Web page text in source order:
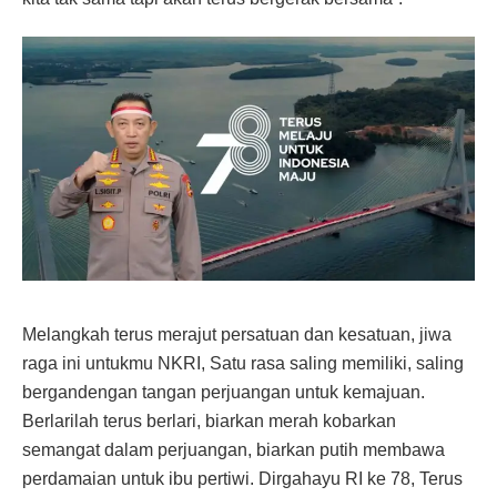
Melangkah terus merajut persatuan dan kesatuan, jiwa
raga ini untukmu NKRI, Satu rasa saling memiliki, saling
bergandengan tangan perjuangan untuk kemajuan.
Berlarilah terus berlari, biarkan merah kobarkan
semangat dalam perjuangan, biarkan putih membawa
perdamaian untuk ibu pertiwi. Dirgahayu RI ke 78, Terus